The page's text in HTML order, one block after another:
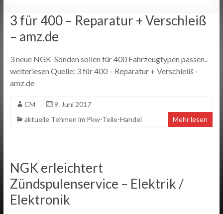
3 für 400 – Reparatur + Verschleiß
– amz.de
3 neue NGK-Sonden sollen für 400 Fahrzeugtypen passen..
weiterlesen Quelle: 3 für 400 – Reparatur + Verschleiß –
amz.de
CM
9. Juni 2017
aktuelle Tehmen im Pkw-Teile-Handel
Mehr lesen
NGK erleichtert
Zündspulenservice – Elektrik /
Elektronik